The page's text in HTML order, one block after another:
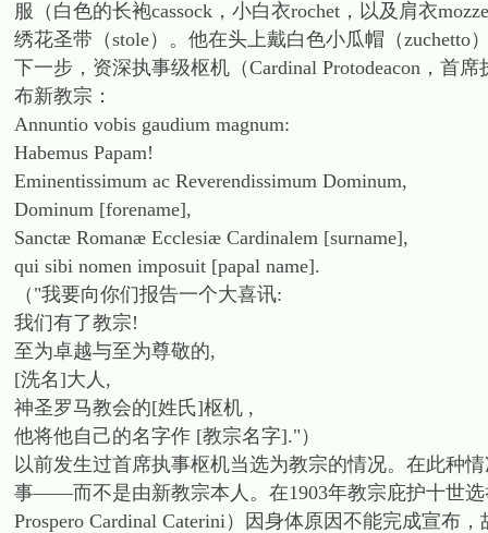
服（白色的长袍cassock，小白衣rochet，以及肩衣
绣花圣带（stole）。他在头上戴白色小瓜帽（zuchetto
下一步，资深执事级枢机（Cardinal Protodeacon，首
布新教宗：
Annuntio vobis gaudium magnum:
Habemus Papam!
Eminentissimum ac Reverendissimum Dominum,
Dominum [forename],
Sanctæ Romanæ Ecclesiæ Cardinalem [surname],
qui sibi nomen imposuit [papal name].
（"我要向你们报告一个大喜讯:
我们有了教宗!
至为卓越与至为尊敬的,
[洗名]大人,
神圣罗马教会的[姓氏]枢机 ,
他将他自己的名字作 [教宗名字]."）
以前发生过首席执事枢机当选为教宗的情况。在此
事——而不是由新教宗本人。在1903年教宗庇护十世选
Prospero Cardinal Caterini）因身体原因不能完成宣布